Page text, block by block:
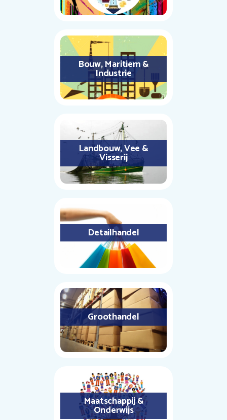
Bouw, Maritiem &
Industrie
Landbouw, Vee &
Visserij
Detailhandel
Groothandel
Maatschappij &
Onderwijs